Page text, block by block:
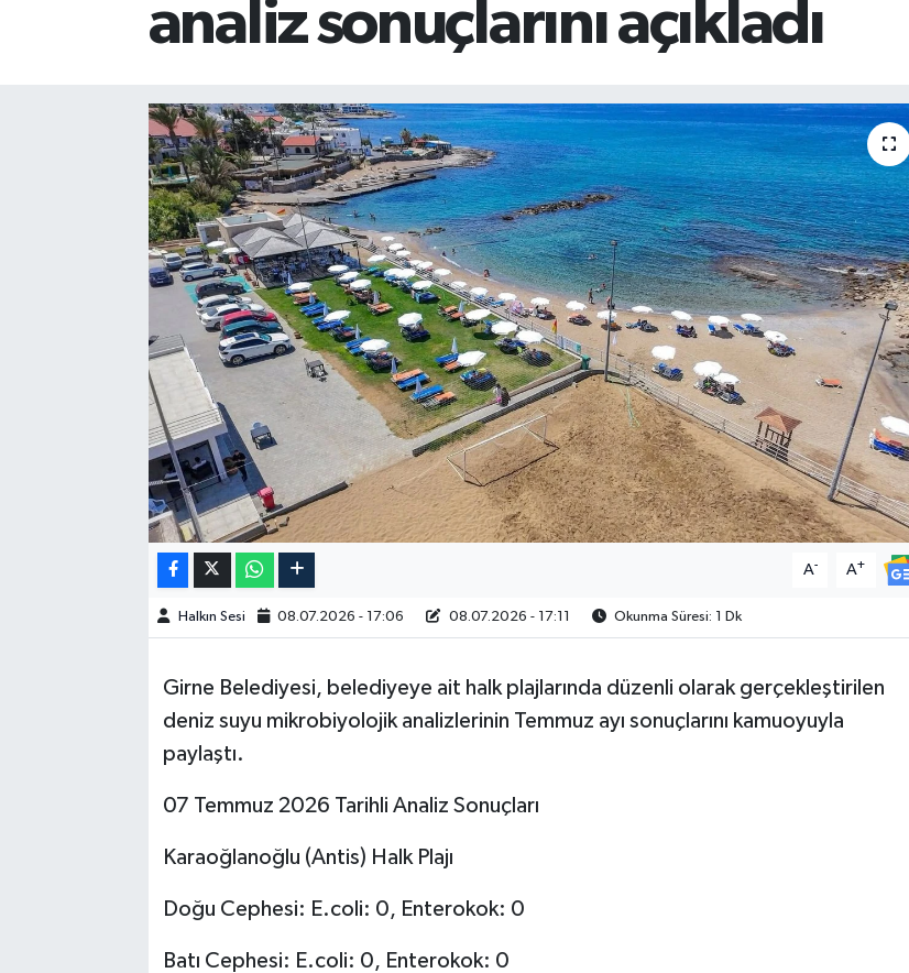
analiz sonuçlarını açıkladı
A- A+
Halkın Sesi 08.07.2026 - 17:06 08.07.2026 - 17:11 Okunma Süresi: 1 Dk
Girne Belediyesi, belediyeye ait halk plajlarında düzenli olarak gerçekleştirilen
deniz suyu mikrobiyolojik analizlerinin Temmuz ayı sonuçlarını kamuoyuyla
paylaştı.
07 Temmuz 2026 Tarihli Analiz Sonuçları
Karaoğlanoğlu (Antis) Halk Plajı
Doğu Cephesi: E.coli: 0, Enterokok: 0
Batı Cephesi: E.coli: 0, Enterokok: 0